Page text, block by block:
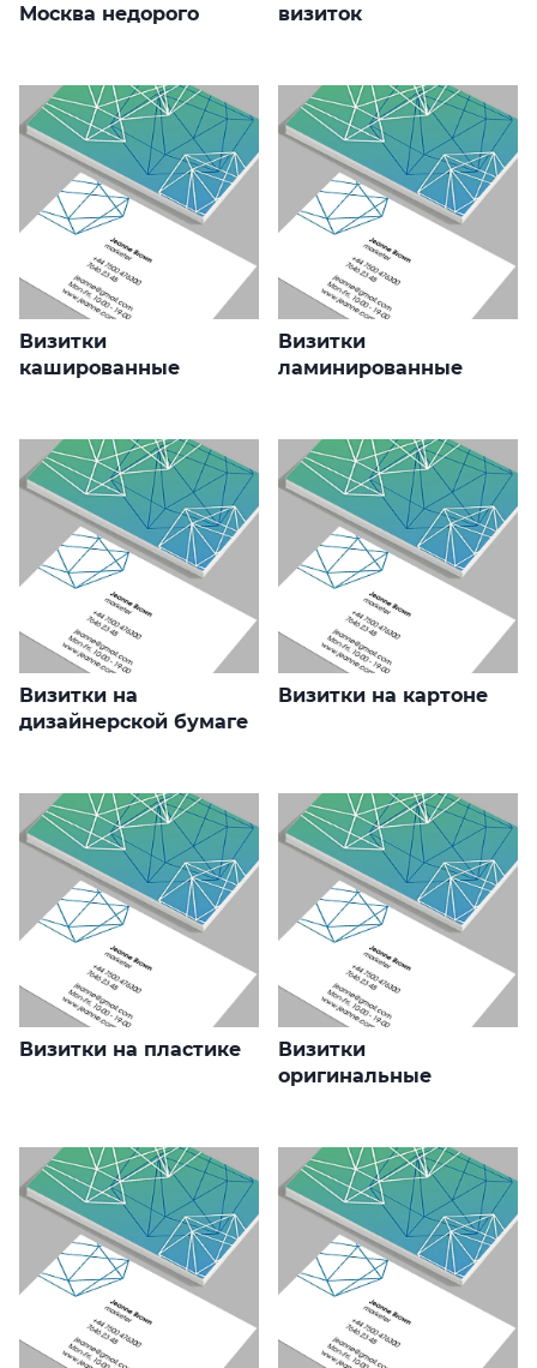
Москва недорого
визиток
Визитки
кашированные
Визитки
ламинированные
Визитки на
дизайнерской бумаге
Визитки на картоне
Визитки на пластике
Визитки
оригинальные